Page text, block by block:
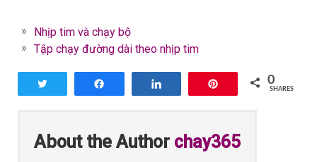
Nhịp tim và chạy bộ
Tập chạy đường dài theo nhịp tim
0
SHARES
About the Author chay365